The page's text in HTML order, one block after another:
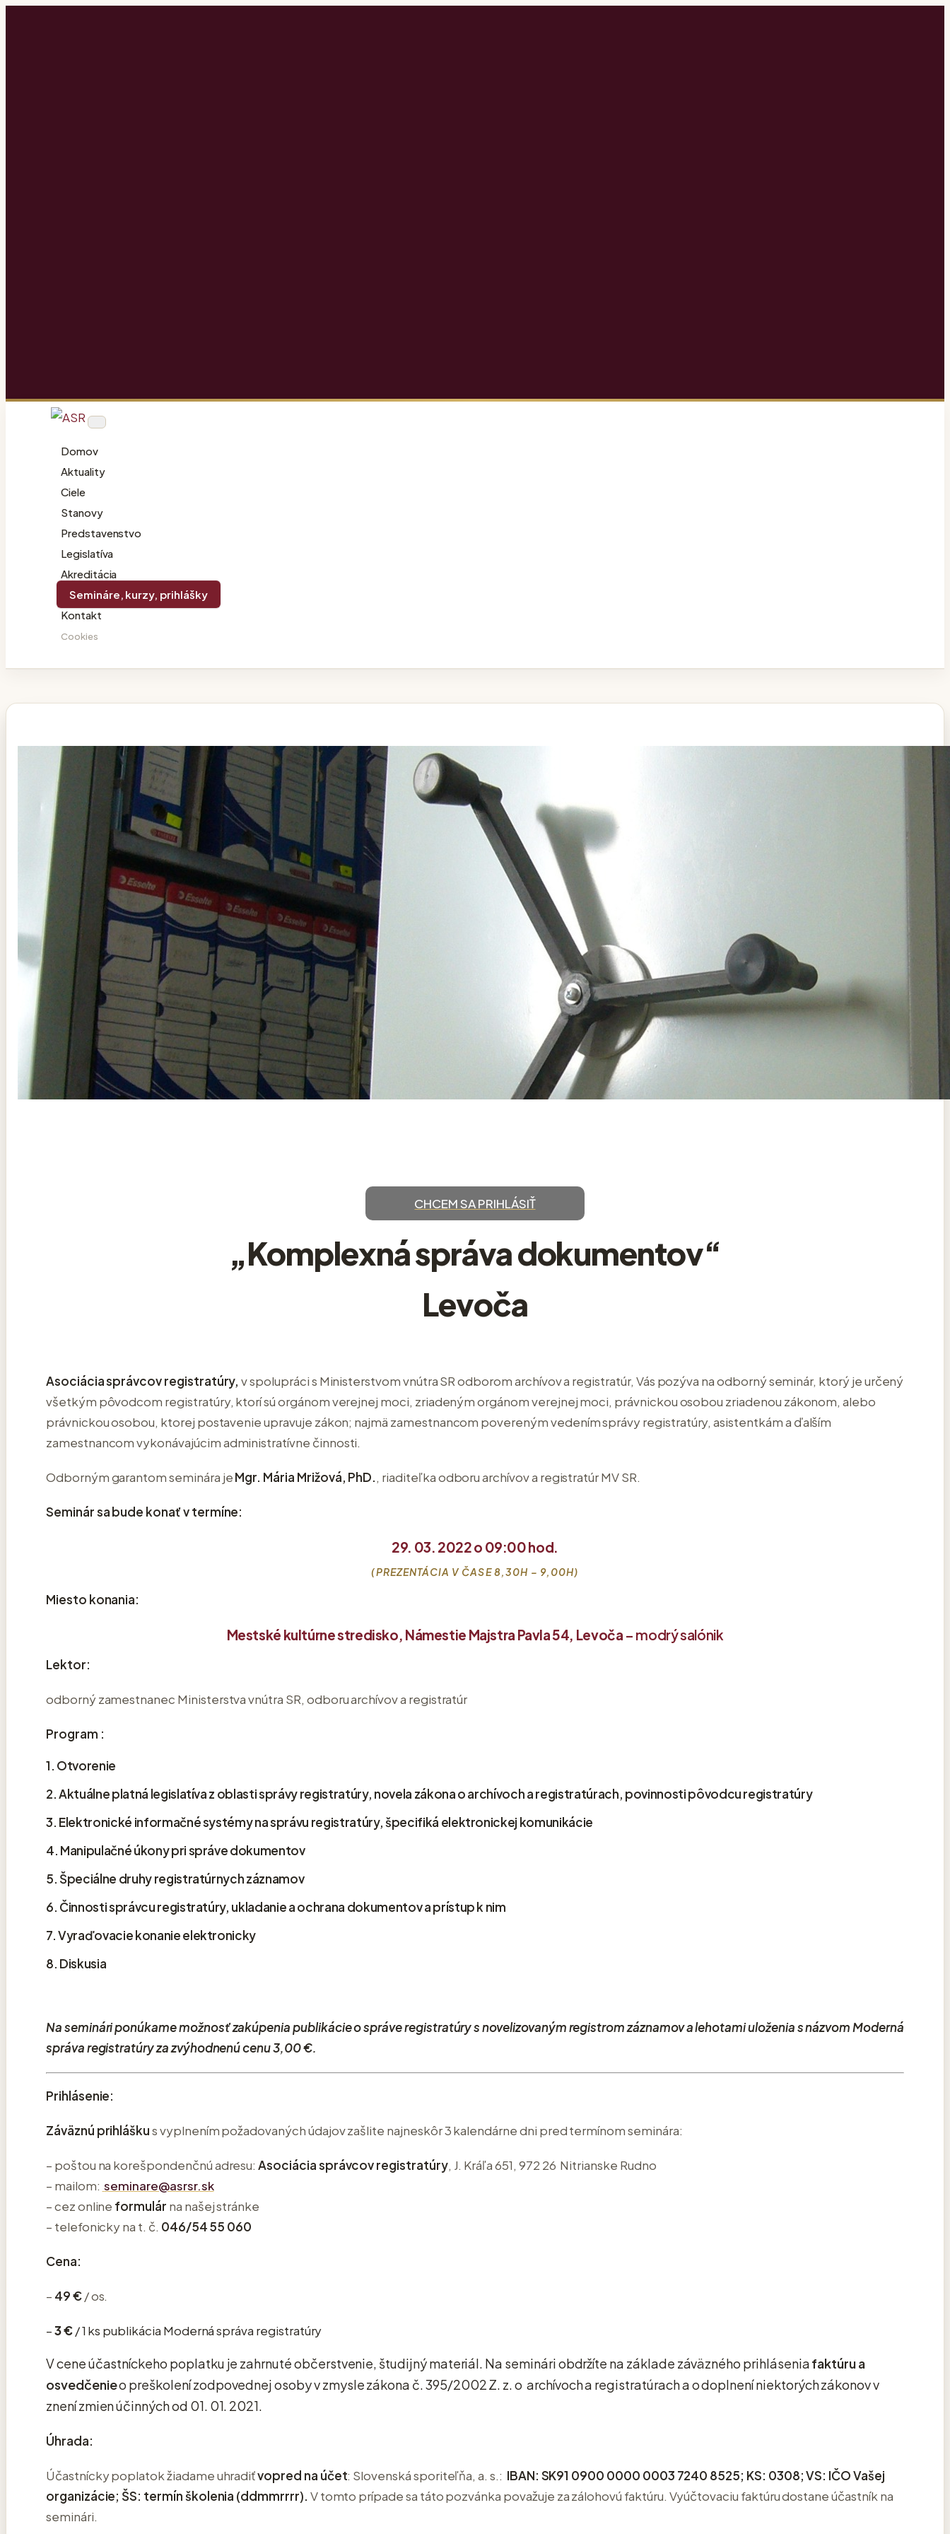
Domov
Aktuality
Ciele
Stanovy
Predstavenstvo
Legislatíva
Akreditácia
Semináre, kurzy, prihlášky
Kontakt
Cookies
CHCEM SA PRIHLÁSIŤ
„Komplexná správa dokumentov“
Levoča
Asociácia správcov registratúry,v spolupráci s Ministerstvom vnútra SR odborom archívov a registratúr, Vás pozýva na odborný seminár, ktorý je určený
všetkým pôvodcom registratúry, ktorí sú orgánom verejnej moci, zriadeným orgánom verejnej moci, právnickou osobou zriadenou zákonom, alebo
právnickou osobou, ktorej postavenie upravuje zákon; najmä zamestnancom povereným vedením správy registratúry, asistentkám a ďalším
zamestnancom vykonávajúcim administratívne činnosti.
Odborným garantom seminára jeMgr. Mária Mrižová, PhD., riaditeľka odboru archívov a registratúr MV SR.
Seminár sa bude konať v termíne:
29. 03. 2022 o 09:00 hod.
(PREZENTÁCIA V ČASE 8,30H – 9,00H)
Miesto konania:
Mestské kultúrne stredisko, Námestie Majstra Pavla 54, Levoča – modrý salónik
Lektor:
odborný zamestnanec Ministerstva vnútra SR, odboru archívov a registratúr
Program :
1. Otvorenie
2. Aktuálne platná legislatíva z oblasti správy registratúry, novela zákona o archívoch a registratúrach, povinnosti pôvodcu registratúry
3. Elektronické informačné systémy na správu registratúry, špecifiká elektronickej komunikácie
4. Manipulačné úkony pri správe dokumentov
5. Špeciálne druhy registratúrnych záznamov
6. Činnosti správcu registratúry, ukladanie a ochrana dokumentov a prístup k nim
7. Vyraďovacie konanie elektronicky
8. Diskusia
Na seminári ponúkame možnosť zakúpenia publikácie o správe registratúry s novelizovaným registrom záznamov a lehotami uloženia s názvom Moderná
správa registratúry za zvýhodnenú cenu 3,00 €.
Prihlásenie:
Záväznú prihláškus vyplnením požadovaných údajov zašlite najneskôr 3 kalendárne dni pred termínom seminára:
– poštou na korešpondenčnú adresu:Asociácia správcov registratúry, J. Kráľa 651, 972 26 Nitrianske Rudno
– mailom: seminare@asrsr.sk
– cez online formulár na našej stránke
– telefonicky na t. č. 046/54 55 060
Cena:
– 49 €/ os.
–3 €/ 1 ks publikácia Moderná správa registratúry
V cene účastníckeho poplatku je zahrnuté občerstvenie, študijný materiál. Na seminári obdržíte na základe záväzného prihláseniafaktúru a
osvedčenieo preškolení zodpovednej osoby v zmysle zákona č. 395/2002 Z. z. o archívoch a registratúrach a o doplnení niektorých zákonov v
znení zmien účinných od 01. 01. 2021.
Úhrada:
Účastnícky poplatok žiadame uhradiťvopred na účet: Slovenská sporiteľňa, a. s.: IBAN: SK91 0900 0000 0003 7240 8525; KS: 0308;VS: IČO Vašej
organizácie; ŠS: termín školenia (ddmmrrrr). V tomto prípade sa táto pozvánka považuje za zálohovú faktúru. Vyúčtovaciu faktúru dostane účastník na
seminári.